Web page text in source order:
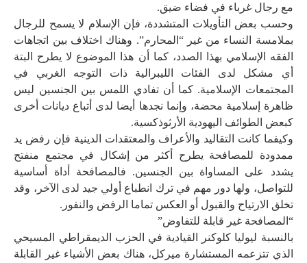
مع رجال غرباء في فضاء ضيق.
وحسب بعض التأويلات المتشددة، فإن الإسلام لا يسمح للرجال
بملامسة النساء من غير “المحارم”. وهناك اختلاف بين اتجاهات
الفقه الإسلامي بهذا الصدد، كما أن هذا الموضوع لا يطرح البتة
أي مشكل لدى الفئات الليبرالية ذات التوجه الغربي في
المجتمعات الإسلامية. كما أن تفادي اللمس بين الجنسين ليس
ظاهرة إسلامية محضة، وإنما نجدها أيضا لدى أتباع ديانات أخرى
كبعض الطوائف اليهودية الأرثوذكسية.
وكيفما كانت التقاليد والأعراف والمعتقدات الدينية فإن رفض يد
ممدودة للمصافحة يطرح أكثر من إشكال في مجتمع منفتح
يشدد على المساواة بين الجنسين. فالمصافحة أداة أساسية
للتواصل، ولها دور مهم في ترك انطباع أولي جيد لدى الآخر، وقد
تخلق الارتياح والقبول أو العكس تماما الرفض والنفور.
“المصافحة غير قابلة للتفاوض”
بالنسبة ليوليا كلوكنر القيادية في الحزب الديمقراطي المسيحي
الذي تتزعمه المستشارة ميركل، هناك بعض الأشياء غير القابلة